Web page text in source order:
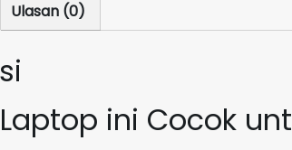
Ulasan (0)
ini Cocok